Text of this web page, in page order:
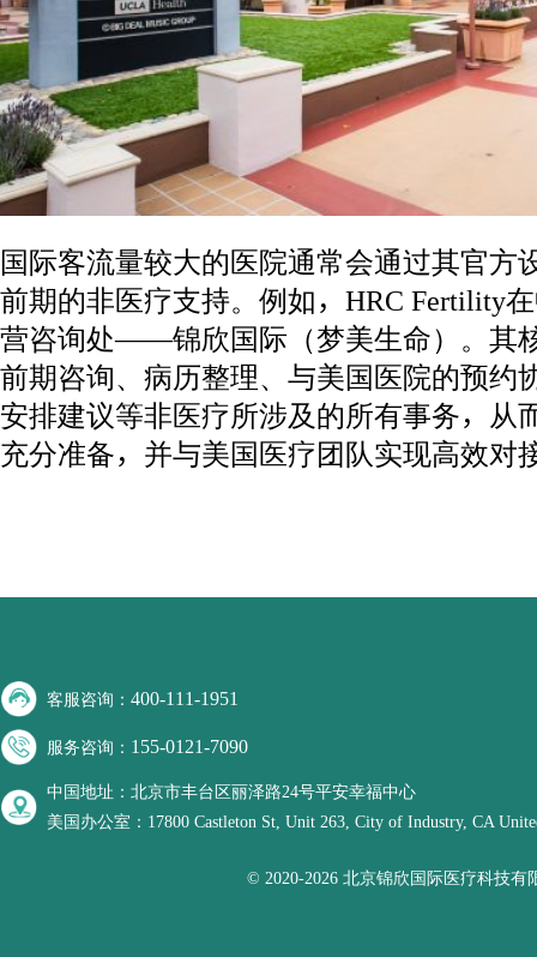
国际客流量较大的医院通常会通过其官方
前期的非医疗支持。例如，HRC Fertility
营咨询处——锦欣国际（梦美生命）。其
前期咨询、病历整理、与美国医院的预约
安排建议等非医疗所涉及的所有事务，从
充分准备，并与美国医疗团队实现高效对
客服咨询：400-111-1951
服务咨询： 155-0121-7090
中国地址：北京市丰台区丽泽路24号平安幸福中心
美国办公室：17800 Castleton St, Unit 263, City of Industry, CA
© 2020-2026 北京锦欣国际医疗科